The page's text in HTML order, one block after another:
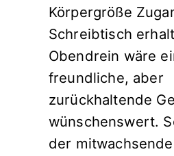
Körpergröße
Schreibtisch
Obendrein wäre
freundliche, aber
zurückhaltende
wünschenswert.
der mitwachsende